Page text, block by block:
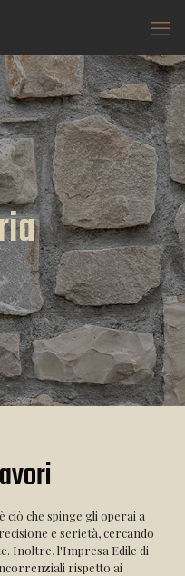
che spinge gli operai a
e serietà, cercando
Inoltre, l'Impresa Edile di
rispetto ai